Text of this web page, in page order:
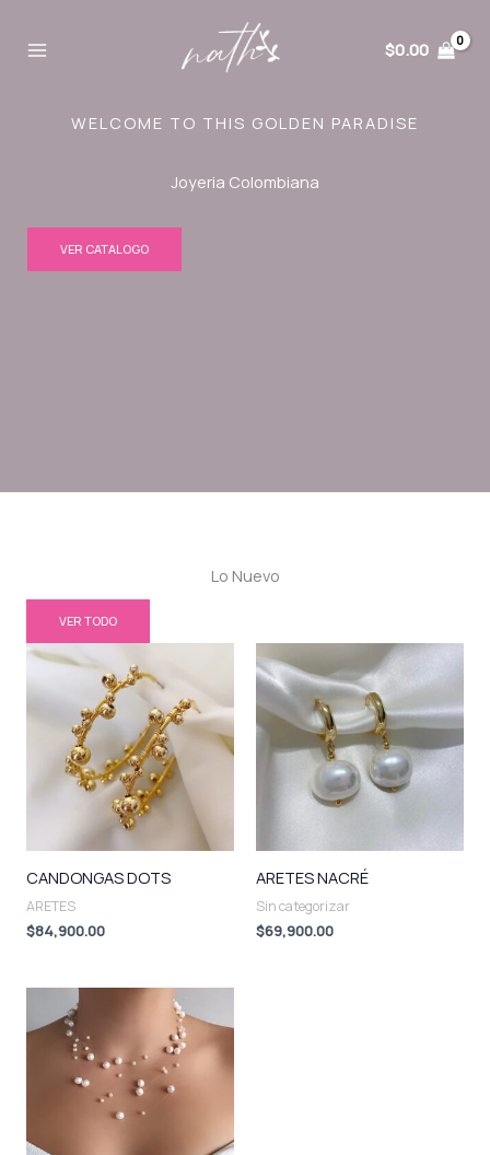
$0.00
WELCOME TO THIS GOLDEN PARADISE
Joyeria Colombiana
VER CATALOGO
Lo Nuevo
VER TODO
CANDONGAS DOTS
ARETES
$84,900.00
ARETES NACRÉ
Sin categorizar
$69,900.00